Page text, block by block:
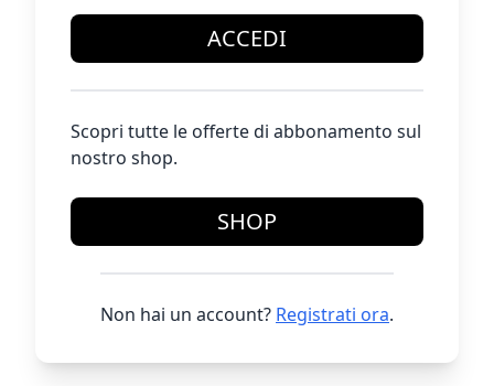
ACCEDI
Scopri tutte le offerte di abbonamento sul
nostro shop.
SHOP
Non hai un account? Registrati ora.